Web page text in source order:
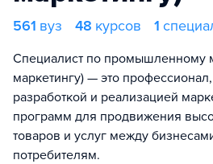
561 вуз 48 курсов 1
Специалист по промышленному
маркетингу) — это
разработкой и реализацией
программ для продвижения
товаров и услуг между
потребителям.